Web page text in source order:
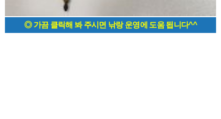
◎ 가끔 클릭해 봐 주시면 낚랑 운영에 도움 됩니다^^